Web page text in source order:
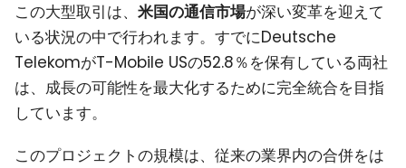
この大型取引は、 米国の通信市場が深い変革を迎えて
いる状況の中で行われます。すでにDeutsche
TelekomがT-Mobile USの52.8％を保有している両社
は、成長の可能性を最大化するために完全統合を目指
しています。
このプロジェクトの規模は、従来の業界内の合併をは